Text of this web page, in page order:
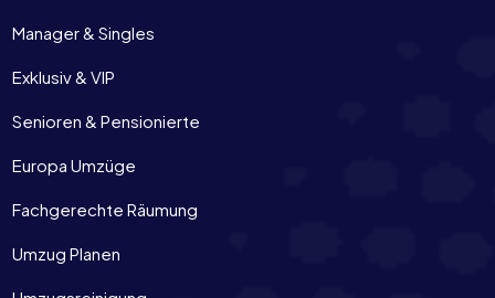
Manager & Singles
Exklusiv & VIP
Senioren & Pensionierte
Europa Umzüge
Fachgerechte Räumung
Umzug Planen